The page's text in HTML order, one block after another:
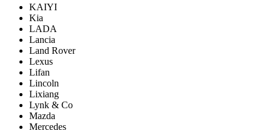
KAIYI
Kia
LADA
Lancia
Land Rover
Lexus
Lifan
Lincoln
Lixiang
Lynk & Co
Mazda
Mercedes